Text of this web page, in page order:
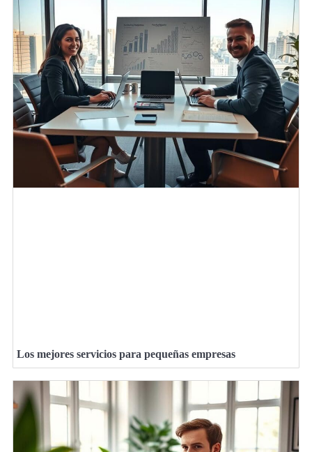
Los mejores servicios para pequeñas empresas